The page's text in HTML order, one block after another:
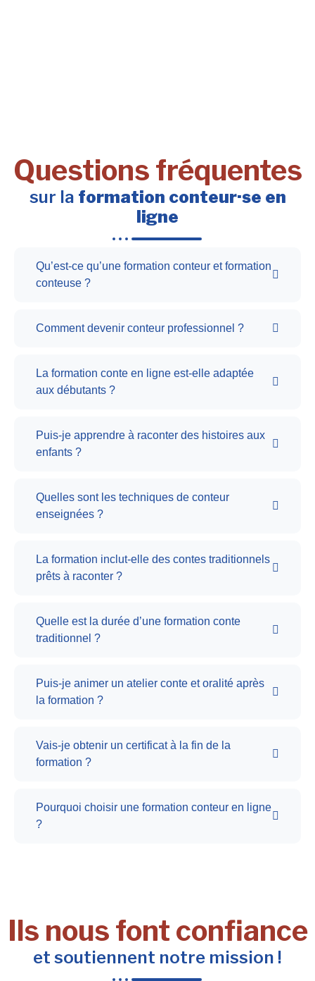
Questions fréquentes
sur la formation conteur·se en
ligne
Qu’est-ce qu’une formation conteur et formation
conteuse ?
Comment devenir conteur professionnel ?
La formation conte en ligne est-elle adaptée
aux débutants ?
Puis-je apprendre à raconter des histoires aux
enfants ?
Quelles sont les techniques de conteur
enseignées ?
La formation inclut-elle des contes traditionnels
prêts à raconter ?
Quelle est la durée d’une formation conte
traditionnel ?
Puis-je animer un atelier conte et oralité après
la formation ?
Vais-je obtenir un certificat à la fin de la
formation ?
Pourquoi choisir une formation conteur en ligne
?
Ils nous font confiance
et soutiennent notre mission !